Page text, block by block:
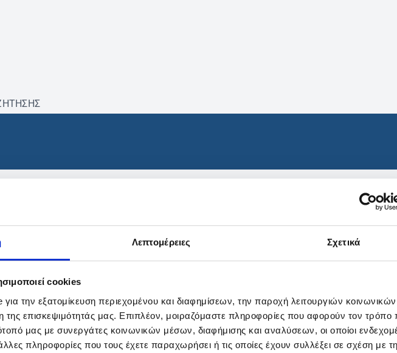
Λεπτομέρειες Σχετικά
cookies
την εξατομίκευση περιεχομένου και διαφημίσεων, την παροχή λειτουργιών κοινωνικών
της επισκεψιμότητάς μας. Επιπλέον, μοιραζόμαστε πληροφορίες που αφορούν τον τρόπο
μας με συνεργάτες κοινωνικών μέσων, διαφήμισης και αναλύσεων, οι οποίοι
πληροφορίες που τους έχετε παραχωρήσει ή τις οποίες έχουν συλλέξει σε σχέση με
βρέθηκαν προϊόντα με τα